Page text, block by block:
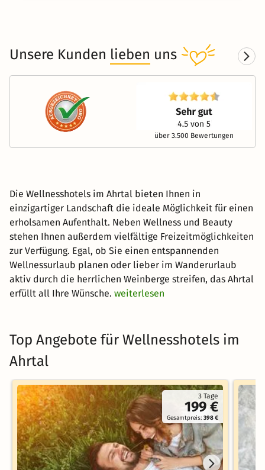
Unsere Kunden lieben uns
über 3.500 Bewertungen
Die Wellnesshotels im Ahrtal bieten Ihnen in
einzigartiger Landschaft die ideale Möglichkeit für einen
erholsamen Aufenthalt. Neben Wellness und Beauty
stehen Ihnen außerdem vielfältige Freizeitmöglichkeiten
zur Verfügung. Egal, ob Sie einen entspannenden
Wellnessurlaub planen oder lieber im Wanderurlaub
aktiv durch die herrlichen Weinberge streifen, das Ahrtal
erfüllt all Ihre Wünsche. weiterlesen
Top Angebote für Wellnesshotels im
Ahrtal
3 Tage
199 €
Gesamtpreis:398 €